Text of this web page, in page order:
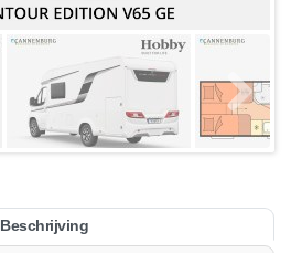
Beschrijving